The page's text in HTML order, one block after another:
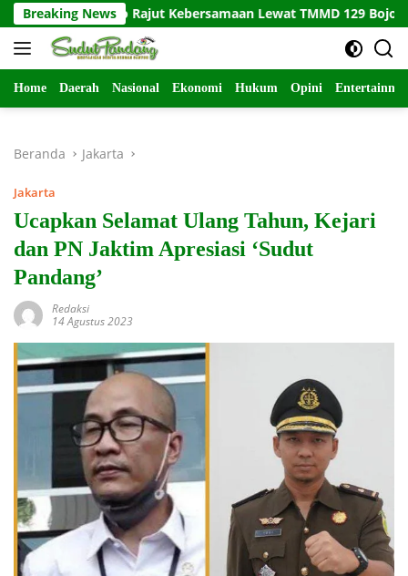
Langsung
ke
konten
Breaking News
Kesongo Rajut Kebersamaan Lewat TMMD 129 Bojonegoro
Home Daerah Nasional Ekonomi Hukum Opini
Beranda Jakarta
Jakarta
Ucapkan Selamat Ulang Tahun, Kejari
dan PN Jaktim Apresiasi ‘Sudut
Pandang’
Redaksi
14 Agustus 2023